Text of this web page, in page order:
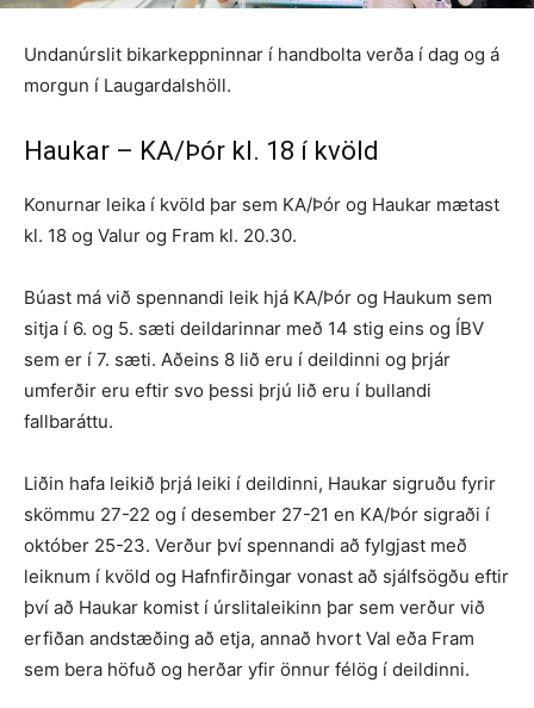
Undanúrslit bikarkeppninnar í handbolta verða í dag og á
morgun í Laugardalshöll.
Haukar – KA/Þór kl. 18 í kvöld
Konurnar leika í kvöld þar sem KA/Þór og Haukar mætast
kl. 18 og Valur og Fram kl. 20.30.
Búast má við spennandi leik hjá KA/Þór og Haukum sem
sitja í 6. og 5. sæti deildarinnar með 14 stig eins og ÍBV
sem er í 7. sæti. Aðeins 8 lið eru í deildinni og þrjár
umferðir eru eftir svo þessi þrjú lið eru í bullandi
fallbaráttu.
Liðin hafa leikið þrjá leiki í deildinni, Haukar sigruðu fyrir
skömmu 27-22 og í desember 27-21 en KA/Þór sigraði í
október 25-23. Verður því spennandi að fylgjast með
leiknum í kvöld og Hafnfirðingar vonast að sjálfsögðu eftir
því að Haukar komist í úrslitaleikinn þar sem verður við
erfiðan andstæðing að etja, annað hvort Val eða Fram
sem bera höfuð og herðar yfir önnur félög í deildinni.